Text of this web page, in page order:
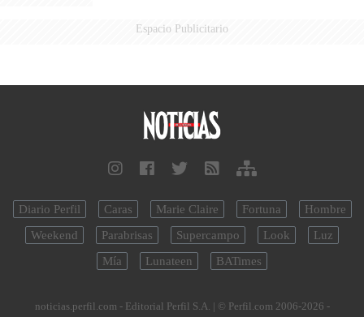
Espacio Publicitario
Diario Perfil Caras Marie Claire Fortuna
Hombre
Weekend
Parabrisas Supercampo Look
Luz
Mía
Lunateen BATimes
noticias.perfil.com - Editorial Perfil S.A. | © Perfil.com 2006-2026 -